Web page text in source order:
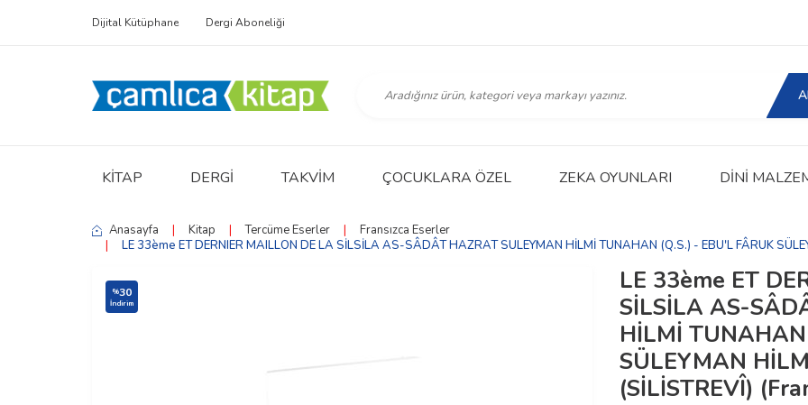
Dijital Kütüphane Dergi Aboneliği
KITAP DERGI TAKVIM ÇOCUKLARA ÖZEL ZEKA OYUNLARI DINI
Anasayfa | Kitap | Tercüme Eserler |
Fransızca Eserler
|
LE 33ème ET DERNIER MAILLON DE LA SİLSİLA AS-SÂDÂT HAZRAT SULEYMAN HİLMİ TUNAHAN (Q.S.) - EBU'L FÂRUK
%30
İndirim
LE 33ème ET
SİLSİLA AS-
HİLMİ
SÜLEYMAN
(SİLİSTREVÎ)